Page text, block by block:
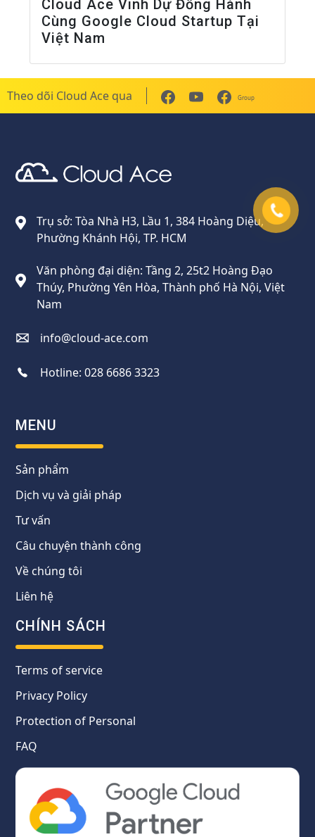
Cloud Ace Vinh Dự Đồng Hành
Cùng Google Cloud Startup Tại
Việt Nam
Theo dõi Cloud Ace qua Group
Trụ sở: Tòa Nhà H3, Lầu 1, 384 Hoàng Diệu,
Phường Khánh Hội, TP. HCM
Văn phòng đại diện: Tầng 2, 25t2 Hoàng Đạo
Thúy, Phường Yên Hòa, Thành phố Hà Nội, Việt
Nam
info@cloud-ace.com
Hotline:028 6686 3323
MENU
Sản phẩm
Dịch vụ và giải pháp
Tư vấn
Câu chuyện thành công
Về chúng tôi
Liên hệ
CHÍNH SÁCH
Terms of service
Privacy Policy
Protection of Personal
FAQ